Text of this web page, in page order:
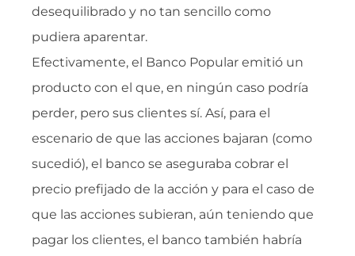
desequilibrado y no tan sencillo como
pudiera aparentar.
Efectivamente, el Banco Popular emitió un
producto con el que, en ningún caso podría
perder, pero sus clientes sí. Así, para el
escenario de que las acciones bajaran (como
sucedió), el banco se aseguraba cobrar el
precio prefijado de la acción y para el caso de
que las acciones subieran, aún teniendo que
pagar los clientes, el banco también habría